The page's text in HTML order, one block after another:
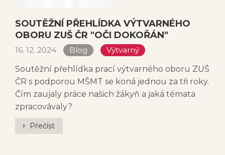
SOUTĚŽNÍ PŘEHLÍDKA VÝTVARNÉHO
OBORU ZUŠ ČR "OČI DOKOŘÁN"
16. 12. 2024 Blog
Výtvarný
Soutěžní přehlídka prací výtvarného oboru ZUŠ
ČR s podporou MŠMT se koná jednou za tři roky.
Čím zaujaly práce našich žákyň a jaká témata
zpracovávaly?
Přečíst